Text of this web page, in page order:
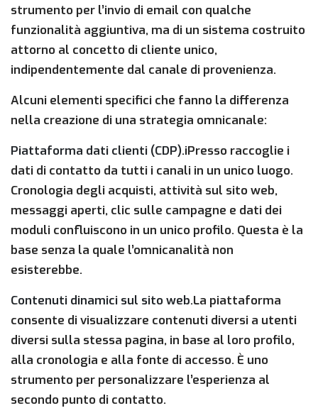
strumento per l’invio di email con qualche
funzionalità aggiuntiva, ma di un sistema costruito
attorno al concetto di cliente unico,
indipendentemente dal canale di provenienza.
Alcuni elementi specifici che fanno la differenza
nella creazione di una strategia omnicanale:
Piattaforma dati clienti (CDP).iPresso raccoglie i
dati di contatto da tutti i canali in un unico luogo.
Cronologia degli acquisti, attività sul sito web,
messaggi aperti, clic sulle campagne e dati dei
moduli confluiscono in un unico profilo. Questa è la
base senza la quale l’omnicanalità non
esisterebbe.
Contenuti dinamici sul sito web.La piattaforma
consente di visualizzare contenuti diversi a utenti
diversi sulla stessa pagina, in base al loro profilo,
alla cronologia e alla fonte di accesso. È uno
strumento per personalizzare l’esperienza al
secondo punto di contatto.